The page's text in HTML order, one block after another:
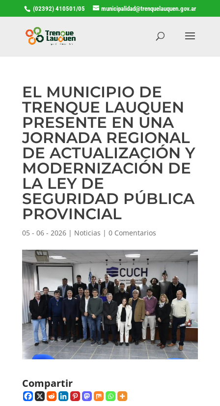
(02392) 410501/05 municipalidad@trenquelauquen.gov.ar
EL MUNICIPIO DE
TRENQUE LAUQUEN
PRESENTE EN UNA
JORNADA REGIONAL
DE ACTUALIZACIÓN Y
MODERNIZACIÓN DE
LA LEY DE
SEGURIDAD PÚBLICA
PROVINCIAL
05 - 06 - 2026| Noticias | 0 Comentarios
Compartir